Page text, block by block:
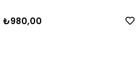
₺980,00